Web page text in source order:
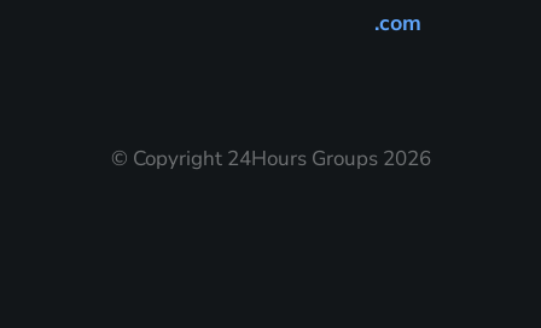
.com
© Copyright 24Hours Groups 2026